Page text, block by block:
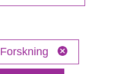
Forskning